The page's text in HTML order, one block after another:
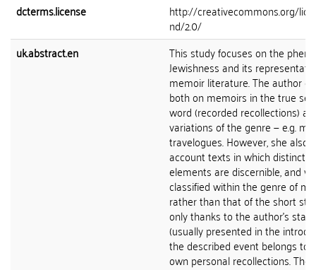
dcterms.license
http://creativecommons.org/
nd/2.0/
uk.abstract.en
This study focuses on the
Jewishness and its
memoir literature. The author
both on memoirs in the true
word (recorded recollections)
variations of the genre — e.g.
travelogues. However, she also
account texts in which
elements are discernible, and
classified within the genre of
rather than that of the short
only thanks to the author’s
(usually presented in the
the described event belongs to
own personal recollections. The